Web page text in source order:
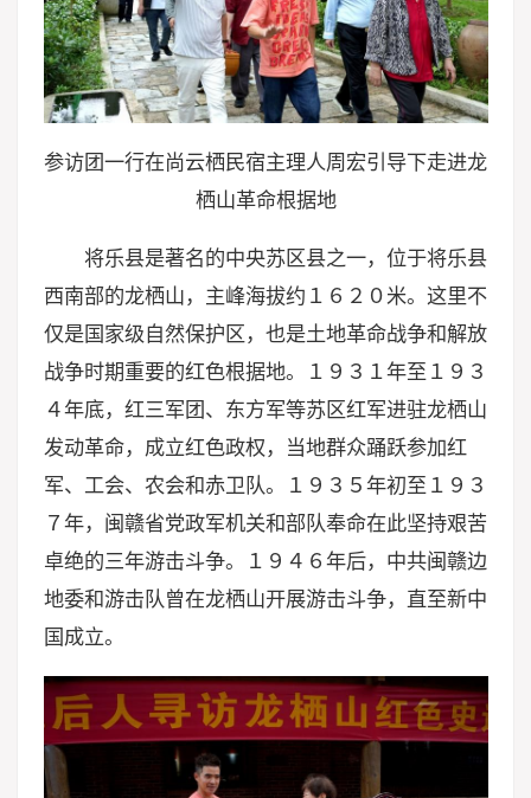
参访团一行在尚云栖民宿主理人周宏引导下走进龙
栖山革命根据地
将乐县是著名的中央苏区县之一，位于将乐县
西南部的龙栖山，主峰海拔约１６２０米。这里不
仅是国家级自然保护区，也是土地革命战争和解放
战争时期重要的红色根据地。１９３１年至１９３
４年底，红三军团、东方军等苏区红军进驻龙栖山
发动革命，成立红色政权，当地群众踊跃参加红
军、工会、农会和赤卫队。１９３５年初至１９３
７年，闽赣省党政军机关和部队奉命在此坚持艰苦
卓绝的三年游击斗争。１９４６年后，中共闽赣边
地委和游击队曾在龙栖山开展游击斗争，直至新中
国成立。